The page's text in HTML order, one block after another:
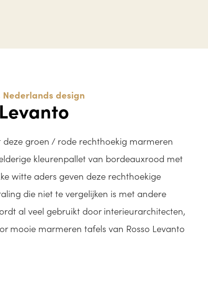
design
deze groen / rode rechthoekig marmeren
kleurenpallet van bordeauxrood met
witte aders geven deze rechthoekige
die niet te vergelijken is met andere
al veel gebruikt door interieurarchitecten,
mooie marmeren tafels van Rosso Levanto